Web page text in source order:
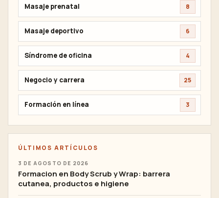
Masaje prenatal 8
Masaje deportivo 6
Síndrome de oficina 4
Negocio y carrera 25
Formación en línea 3
ÚLTIMOS ARTÍCULOS
3 DE AGOSTO DE 2026
Formacion en Body Scrub y Wrap: barrera
cutanea, productos e higiene